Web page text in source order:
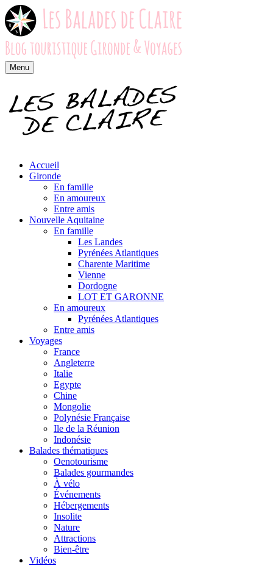
Menu
Accueil
Gironde
En famille
En amoureux
Entre amis
Nouvelle Aquitaine
En famille
Les Landes
Pyrénées Atlantiques
Charente Maritime
Vienne
Dordogne
LOT ET GARONNE
En amoureux
Pyrénées Atlantiques
Entre amis
Voyages
France
Angleterre
Italie
Egypte
Chine
Mongolie
Polynésie Française
Ile de la Réunion
Indonésie
Balades thématiques
Oenotourisme
Balades gourmandes
À vélo
Événements
Hébergements
Insolite
Nature
Attractions
Bien-être
Vidéos